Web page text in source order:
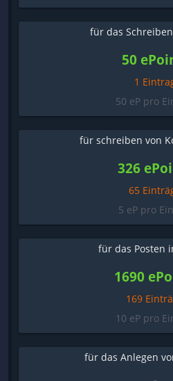
für das
50
1
50 eP pro
für schreiben von
326
65
5 eP pro
für das Posten
1690
169
10 eP pro
für das Anlegen